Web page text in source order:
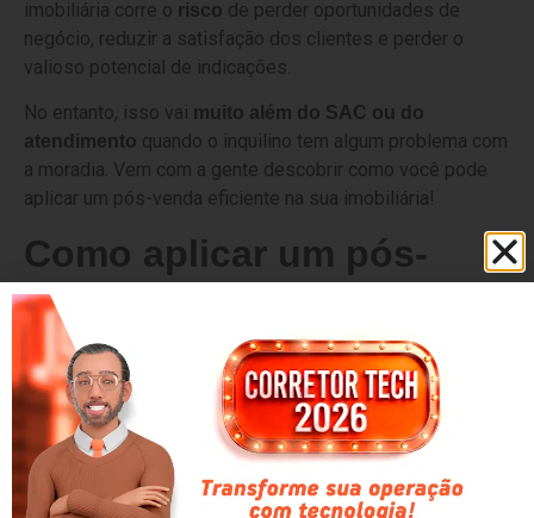
imobiliária corre o risco de perder oportunidades de
negócio, reduzir a satisfação dos clientes e perder o
valioso potencial de indicações.
No entanto, isso vai muito além do SAC ou do
atendimento quando o inquilino tem algum problema com
a moradia. Vem com a gente descobrir como você pode
aplicar um pós-venda eficiente na sua imobiliária!
Como aplicar um pós-
venda eficiente na sua
imobiliária!
Acompanhamento atencioso
Como mencionamos antes, mostrarpreocupação com o
cliente, entendendo quais dúvidas podem surgir, se